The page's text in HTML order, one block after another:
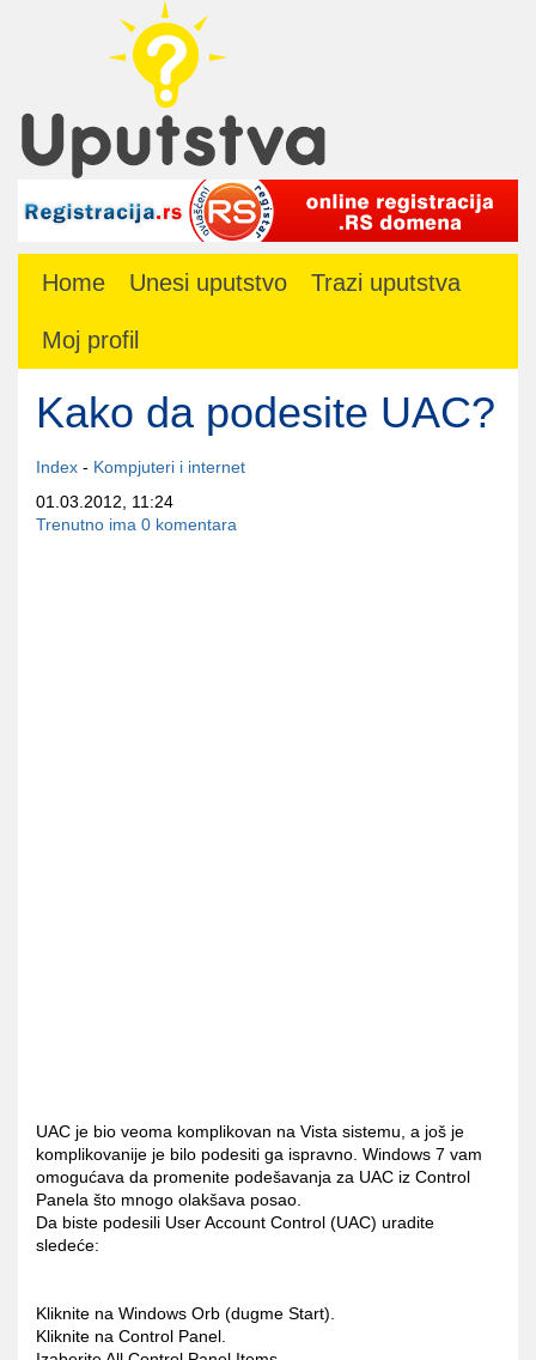
Home Unesi uputstvo Trazi uputstva
Moj profil
Kako da podesite UAC?
Index - Kompjuteri i internet
01.03.2012, 11:24
Trenutno ima 0 komentara
UAC je bio veoma komplikovan na Vista sistemu, a još je
komplikovanije je bilo podesiti ga ispravno. Windows 7 vam
omogućava da promenite podešavanja za UAC iz Control
Panela što mnogo olakšava posao.
Da biste podesili User Account Control (UAC) uradite
sledeće:
Kliknite na Windows Orb (dugme Start).
Kliknite na Control Panel.